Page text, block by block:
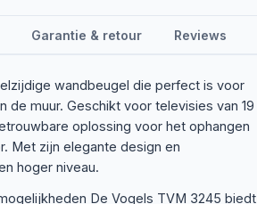
Garantie & retour Reviews
wandbeugel die perfect is voor
muur. Geschikt voor televisies van 19
oplossing voor het ophangen
Met zijn elegante design en
hoger niveau.
De Vogels TVM 3245 biedt